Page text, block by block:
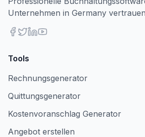
Unternehmen in Germany
Tools
Rechnungsgenerator
Quittungsgenerator
Kostenvoranschlag Generator
Angebot erstellen